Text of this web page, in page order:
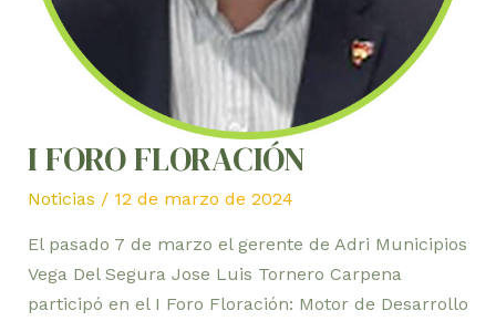
I FORO FLORACIÓN
Noticias / 12 de marzo de 2024
El pasado 7 de marzo el gerente de Adri Municipios
Vega Del Segura Jose Luis Tornero Carpena
participó en el I Foro Floración: Motor de Desarrollo